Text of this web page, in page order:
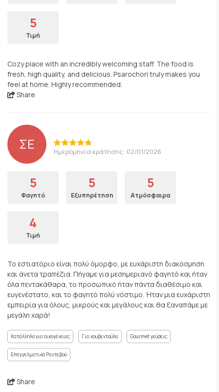
5
Τιμή
Cozy place with an incredibly welcoming staff. The food is
fresh, high quality, and delicious. Psarochori truly makes you
feel at home. Highly recommended.
Share
ΣΕ Ημερομηνία κράτησης: 02/01/2026
5
Φαγητό
5
Εξυπηρέτηση
5
Ατμόσφαιρα
4
Τιμή
Το εστιατόριο είναι πολύ όμορφο, με ευχάριστη διακόσμηση
και άνετα τραπέζια. Πήγαμε για μεσημεριανό φαγητό και ήταν
όλα πεντακάθαρα, το προσωπικό ήταν πάντα διαθέσιμο και
ευγενέστατο, και το φαγητό πολύ νόστιμο. Ήταν μια ευχάριστη
εμπειρία για όλους, μικρούς και μεγάλους και θα ξαναπάμε με
μεγάλη χαρά!
Κατάλληλο για οικογένειες Για κουβεντούλα Gourmet γεύσεις
Επαγγελματικό Ραντεβού
Share